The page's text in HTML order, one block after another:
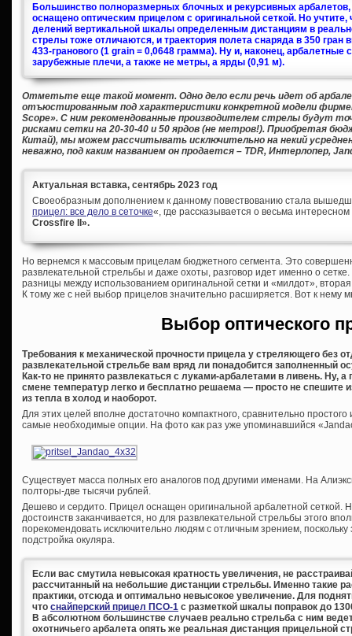
Большинство полноразмерных блочных и рекурсивных
оснащено оптическим прицелом с оригинальной сеткой. Но учтите,
делений вертикальной шкалы определенным дистанциям в
стрелы тоже отличаются, и траектория полета снаряда в 350 гран
433-гранового (1 grain = 0,0648 грамма). Ну и, наконец,
зарубежные плечи, а также не метры, а ярды (0,91 м).
Отметьте еще такой момент. Одно дело если речь идет об
отъюстированным под характеристики конкретной модели
Scope». С ним рекомендованные производителем стрелы будут
рисками сетки на 20-30-40 и 50 ярдов (не метров!). Приобретая
Китай), мы можем рассчитывать исключительно на некий
неважно, под каким названием он продается – TDR, Интерлопер,
Актуальная вставка, сентябрь 2023 год
Своеобразным дополнением к данному повествованию стала
прицел: все дело в сеточке«, где рассказывается о весьма
Crossfire II».
Но вернемся к массовым прицелам бюджетного сегмента. Это
развлекательной стрельбы и даже охоты, разговор идет именно о
разницы между использованием оригинальной сетки и «милдот»,
К тому же с ней выбор прицелов значительно расширяется. Вот к нему
Выбор оптического
Требования к механической прочности прицела у стреляющего без
развлекательной стрельбе вам вряд ли понадобится заполненный
Как-то не принято развлекаться с луками-арбалетами в ливень. Ну,
смене температур легко и бесплатно решаема — просто не спешите
из тепла в холод и наоборот.
Для этих целей вполне достаточно компактного, сравнительно
самые необходимые опции. На фото как раз уже упоминавшийся
Существует масса полных его аналогов под другими именами. На
полторы-две тысячи рублей.
Дешево и сердито. Прицел оснащен оригинальной арбалетной сеткой.
достоинств заканчивается, но для развлекательной стрельбы этого
порекомендовать исключительно людям с отличным зрением, поскольку
подстройка окуляра.
Если вас смутила невысокая кратность увеличения, не
рассчитанный на небольшие дистанции стрельбы. Именно такие
практики, отсюда и оптимально невысокое увеличение. Для
что снайперский прицел ПСО-1 с разметкой шкалы поправок до
В абсолютном большинстве случаев реально стрельба с ним
охотничьего арбалета опять же реальная дистанция прицельной